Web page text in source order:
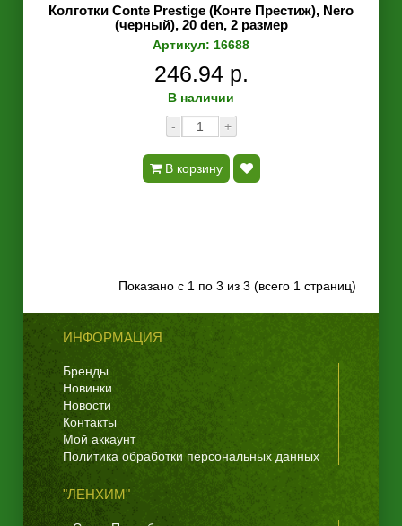
Колготки Conte Prestige (Конте Престиж), Nero
(черный), 20 den, 2 размер
Артикул: 16688
246.94 р.
В наличии
-
+
В корзину
Показано с 1 по 3 из 3 (всего 1 страниц)
ИНФОРМАЦИЯ
Бренды
Новинки
Новости
Контакты
Мой аккаунт
Политика обработки персональных данных
"ЛЕНХИМ"